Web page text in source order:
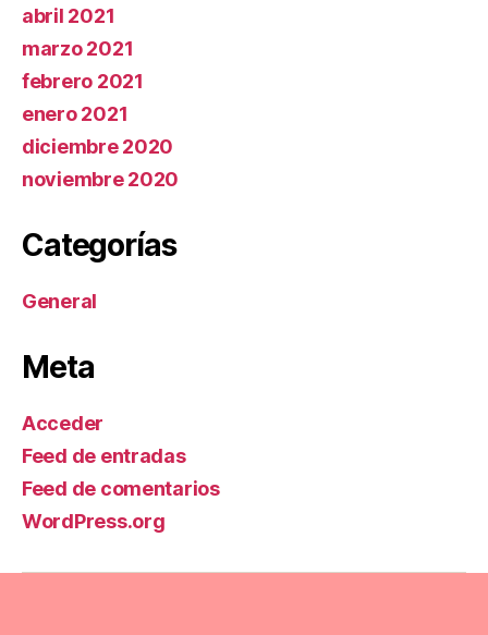
abril 2021
marzo 2021
febrero 2021
enero 2021
diciembre 2020
noviembre 2020
Categorías
General
Meta
Acceder
Feed de entradas
Feed de comentarios
WordPress.org